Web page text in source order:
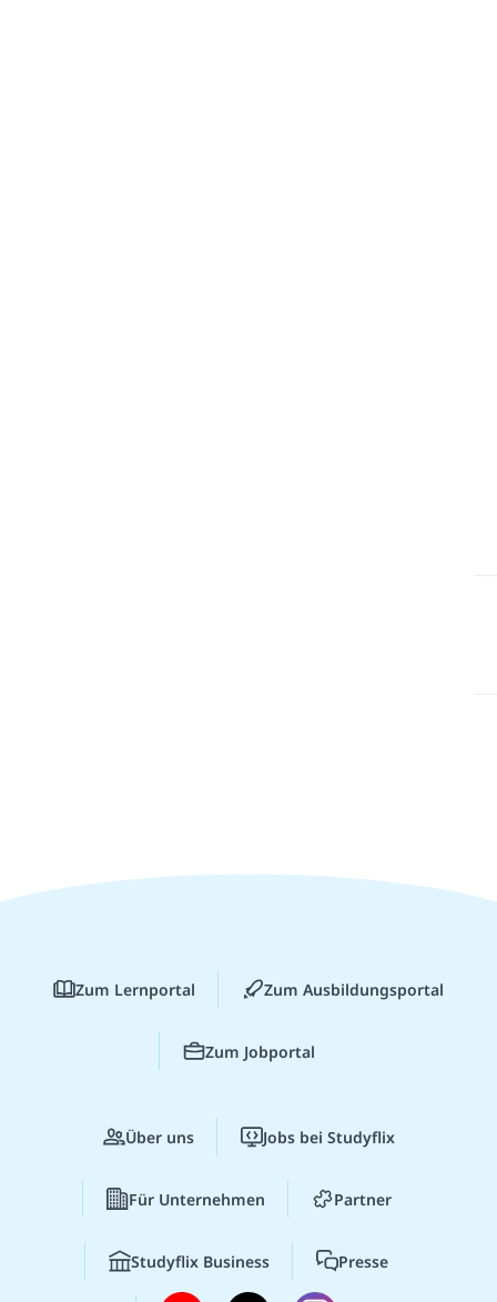
Zum Lernportal Zum Ausbildungsportal
Zum Jobportal
Über uns Jobs bei Studyflix
Für Unternehmen Partner
Studyflix Business Presse